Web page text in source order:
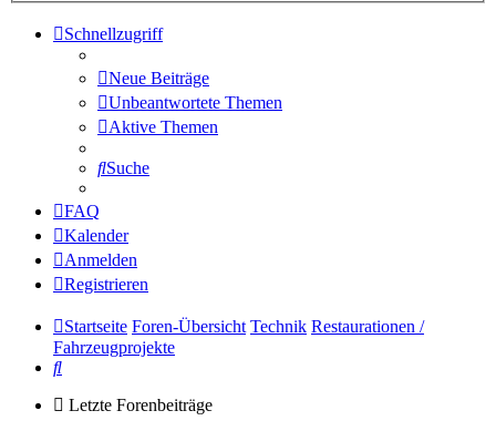
Schnellzugriff
Neue Beiträge
Unbeantwortete Themen
Aktive Themen
Suche
FAQ
Kalender
Anmelden
Registrieren
Startseite Foren-Übersicht Technik Restaurationen /
Fahrzeugprojekte
Suche
Letzte Forenbeiträge